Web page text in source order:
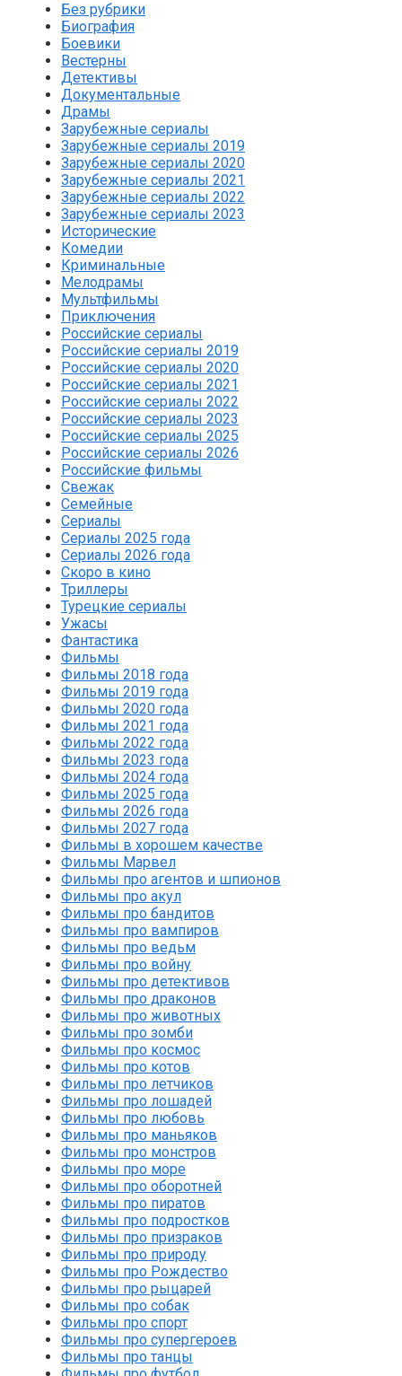
Без рубрики
Биография
Боевики
Вестерны
Детективы
Документальные
Драмы
Зарубежные сериалы
Зарубежные сериалы 2019
Зарубежные сериалы 2020
Зарубежные сериалы 2021
Зарубежные сериалы 2022
Зарубежные сериалы 2023
Исторические
Комедии
Криминальные
Мелодрамы
Мультфильмы
Приключения
Российские сериалы
Российские сериалы 2019
Российские сериалы 2020
Российские сериалы 2021
Российские сериалы 2022
Российские сериалы 2023
Российские сериалы 2025
Российские сериалы 2026
Российские фильмы
Свежак
Семейные
Сериалы
Сериалы 2025 года
Сериалы 2026 года
Скоро в кино
Триллеры
Турецкие сериалы
Ужасы
Фантастика
Фильмы
Фильмы 2018 года
Фильмы 2019 года
Фильмы 2020 года
Фильмы 2021 года
Фильмы 2022 года
Фильмы 2023 года
Фильмы 2024 года
Фильмы 2025 года
Фильмы 2026 года
Фильмы 2027 года
Фильмы в хорошем качестве
Фильмы Марвел
Фильмы про агентов и шпионов
Фильмы про акул
Фильмы про бандитов
Фильмы про вампиров
Фильмы про ведьм
Фильмы про войну
Фильмы про детективов
Фильмы про драконов
Фильмы про животных
Фильмы про зомби
Фильмы про космос
Фильмы про котов
Фильмы про летчиков
Фильмы про лошадей
Фильмы про любовь
Фильмы про маньяков
Фильмы про монстров
Фильмы про море
Фильмы про оборотней
Фильмы про пиратов
Фильмы про подростков
Фильмы про призраков
Фильмы про природу
Фильмы про Рождество
Фильмы про рыцарей
Фильмы про собак
Фильмы про спорт
Фильмы про супергероев
Фильмы про танцы